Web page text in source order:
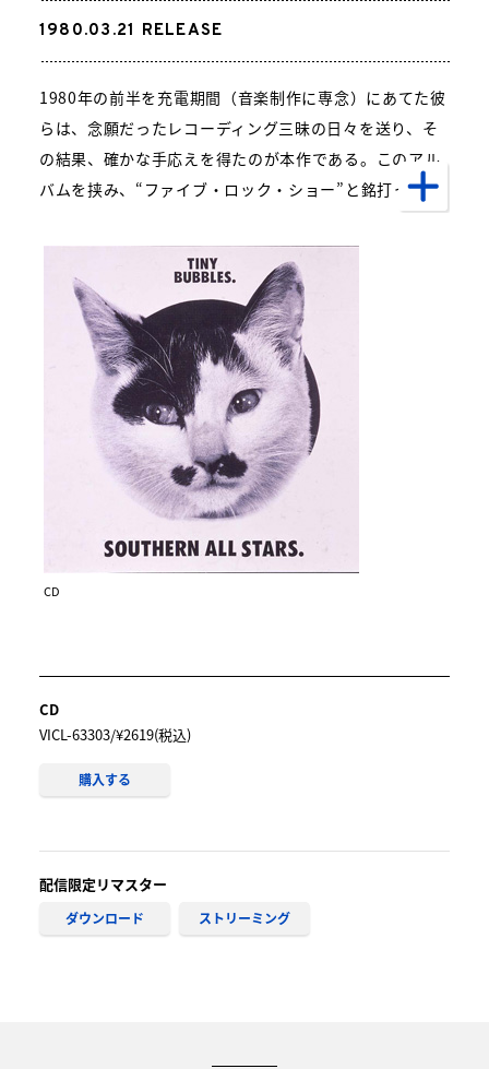
1980.03.21 RELEASE
1980年の前半を充電期間（音楽制作に専念）にあてた彼
らは、念願だったレコーディング三昧の日々を送り、そ
の結果、確かな手応えを得たのが本作である。このアル
バムを挟み、“ファイブ・ロック・ショー”と銘打って、
Ryudo!(ヘイ!リュード!)」「涙のアベニュー」「恋する
マンスリー・デイ」はそのなかで発表された楽曲でもあ
った。バンドの見え方が多面化したのもこの時期であ
り、原がボーカルをとる「私はピアノ」と、松田がボー
カルをとる「松田の子守唄」も収録されている。この作
品が原のソロ活動の礎ともなった。桑田のソング・ライ
ティングは格段の拡がりをみせていく。アメリカ南部ジ
ョージア州の地名も登場する「タバコ・ロードにセクシ
ーばあちゃん」は、老いらくの恋を描く新境地だった。
「働けロック・バンド(Workin'for T.V.)」では、プロ・
デビューして感じた世の矛盾や世知辛さもテーマのひと
つとなる。シングル・ヒットした「C調言葉に御用心」
ーカルは縦横無尽の軽やかさで聴き手の心を掴んだ。ジ
ャズ・ピアニストの八木正生との出会いも大きかった。
彼は弦や管のアレンジを手伝ってくれたが、桑田をはじ
めメンバーは、この師から多くのことを学んだのであ
る。
CD
CD
VICL-63303/¥2619(税込)
購入する
配信限定リマスター
ダウンロード ストリーミング